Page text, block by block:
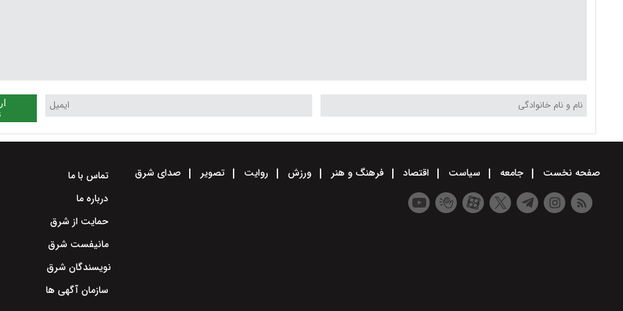
صفحه نخست جامعه سیاست اقتصاد فرهنگ و هنر ورزش روایت تصویر صدای شرق
تماس با ما
درباره ما
حمایت از شرق
مانیفست شرق
نویسندگان شرق
سازمان آگهی ها